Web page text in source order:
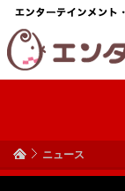
ニュース